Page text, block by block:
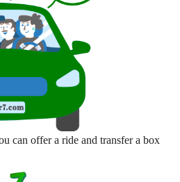
can offer a ride and transfer a box